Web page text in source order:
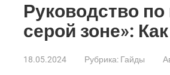
Руководство по
серой зоне»:
18.05.2024 Рубрика: Гайды